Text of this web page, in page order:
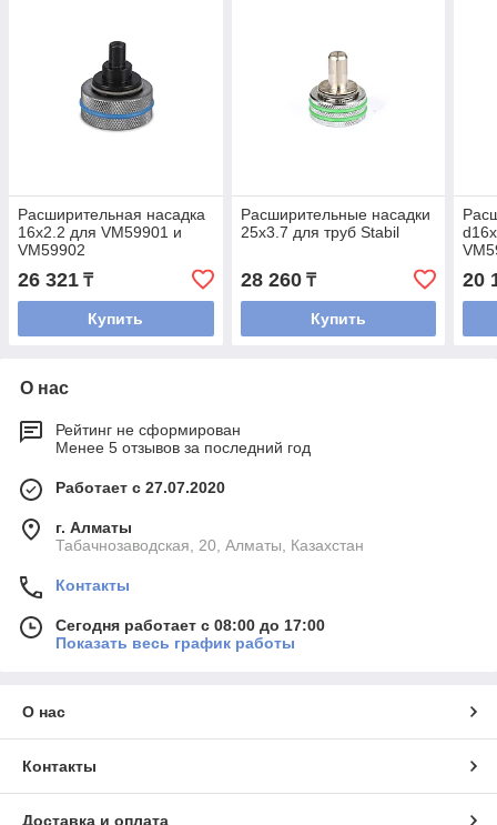
Расширительная насадка
16x2.2 для VM59901 и
VM59902
26 321 ₸
Купить
Расширительные насадки
25x3.7 для труб Stabil
28 260₸
Купить
20
О нас
Рейтинг не сформирован
Менее 5 отзывов за последний год
Работает с 27.07.2020
г. Алматы
Табачнозаводская, 20, Алматы, Казахстан
Контакты
Сегодня работает с 08:00 до 17:00
Показать весь график работы
О нас
Контакты
Доставка и оплата